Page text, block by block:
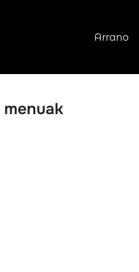
Arrano
menuak